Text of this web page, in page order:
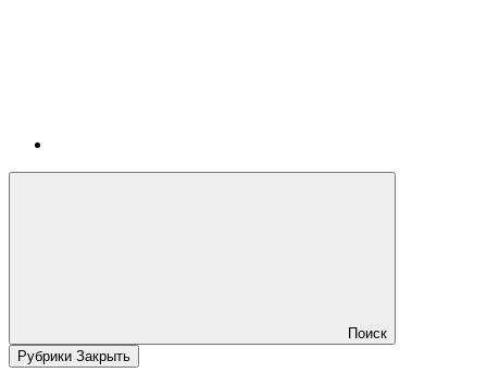
Поиск
Рубрики Закрыть